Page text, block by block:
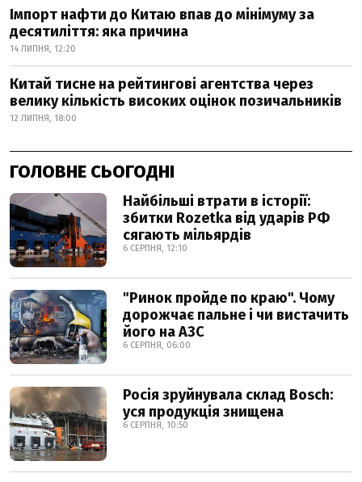
Імпорт нафти до Китаю впав до мінімуму за
десятиліття: яка причина
14 ЛИПНЯ, 12:20
Китай тисне на рейтингові агентства через
велику кількість високих оцінок позичальників
12 ЛИПНЯ, 18:00
ГОЛОВНЕ СЬОГОДНІ
Найбільші втрати в історії:
збитки Rozetka від ударів РФ
сягають мільярдів
6 СЕРПНЯ, 12:10
"Ринок пройде по краю". Чому
дорожчає пальне і чи вистачить
його на АЗС
6 СЕРПНЯ, 06:00
Росія зруйнувала склад Bosch:
уся продукція знищена
6 СЕРПНЯ, 10:50